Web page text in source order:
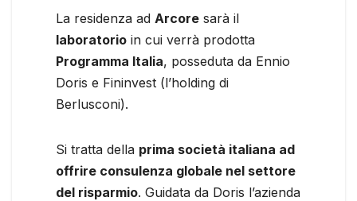
La residenza ad Arcore sarà il
laboratorio in cui verrà prodotta
Programma Italia, posseduta da Ennio
Doris e Fininvest (l’holding di
Berlusconi).
Si tratta della prima società italiana ad
offrire consulenza globale nel settore
del risparmio. Guidata da Doris l’azienda